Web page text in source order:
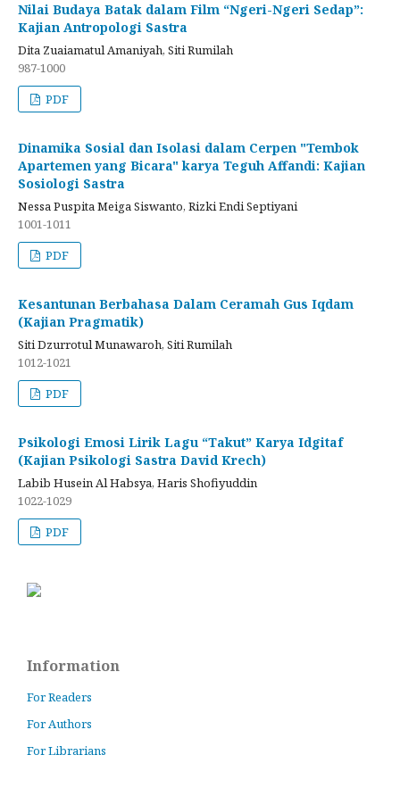
Nilai Budaya Batak dalam Film “Ngeri-Ngeri Sedap”:
Kajian Antropologi Sastra
Dita Zuaiamatul Amaniyah, Siti Rumilah
987-1000
PDF
Dinamika Sosial dan Isolasi dalam Cerpen "Tembok
Apartemen yang Bicara" karya Teguh Affandi: Kajian
Sosiologi Sastra
Nessa Puspita Meiga Siswanto, Rizki Endi Septiyani
1001-1011
PDF
Kesantunan Berbahasa Dalam Ceramah Gus Iqdam
(Kajian Pragmatik)
Siti Dzurrotul Munawaroh, Siti Rumilah
1012-1021
PDF
Psikologi Emosi Lirik Lagu “Takut” Karya Idgitaf
(Kajian Psikologi Sastra David Krech)
Labib Husein Al Habsya, Haris Shofiyuddin
1022-1029
PDF
Information
For Readers
For Authors
For Librarians